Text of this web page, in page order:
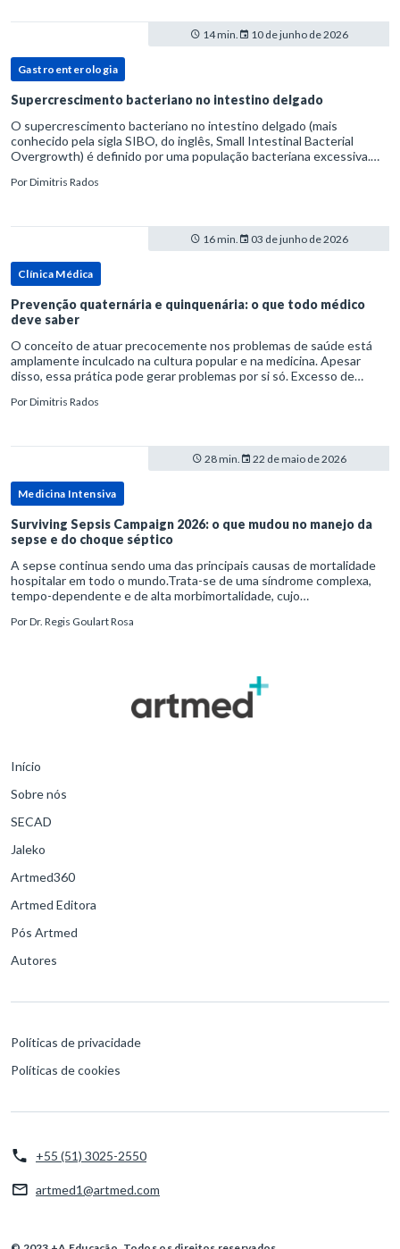
14 min. 10 de junho de 2026
Gastroenterologia
Supercrescimento bacteriano no intestino delgado
O supercrescimento bacteriano no intestino delgado (mais
conhecido pela sigla SIBO, do inglês, Small Intestinal Bacterial
Overgrowth) é definido por uma população bacteriana excessiva.
PorDimitris Rados
16 min. 03 de junho de 2026
Clínica Médica
Prevenção quaternária e quinquenária: o que todo médico
deve saber
O conceito de atuar precocemente nos problemas de saúde está
amplamente inculcado na cultura popular e na medicina. Apesar
disso, essa prática pode gerar problemas por si só. Excesso de
PorDimitris Rados
28 min. 22 de maio de 2026
Medicina Intensiva
Surviving Sepsis Campaign 2026: o que mudou no manejo da
sepse e do choque séptico
A sepse continua sendo uma das principais causas de mortalidade
hospitalar em todo o mundo.Trata-se de uma síndrome complexa,
tempo-dependente e de alta morbimortalidade, cujo
para o desfe
PorDr. Regis Goulart Rosa
Início
Sobre nós
SECAD
Jaleko
Artmed360
Artmed Editora
Pós Artmed
Autores
Políticas de privacidade
Políticas de cookies
+55 (51) 3025-2550
artmed1@artmed.com